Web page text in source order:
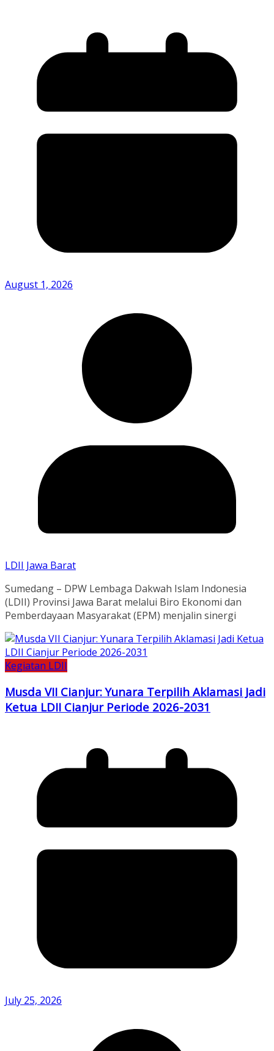
August 1, 2026
LDII Jawa Barat
Sumedang – DPW Lembaga Dakwah Islam Indonesia
(LDII) Provinsi Jawa Barat melalui Biro Ekonomi dan
Pemberdayaan Masyarakat (EPM) menjalin sinergi
Kegiatan LDII
Musda VII Cianjur: Yunara Terpilih Aklamasi Jadi
Ketua LDII Cianjur Periode 2026-2031
July 25, 2026